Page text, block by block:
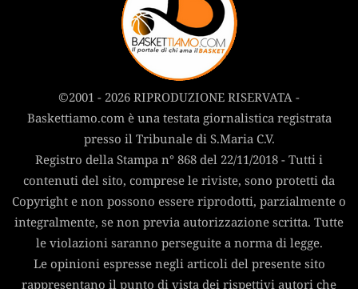
©2001 - 2026 RIPRODUZIONE RISERVATA -
Baskettiamo.com è una testata giornalistica registrata
presso il Tribunale di S.Maria C.V.
Registro della Stampa n° 868 del 22/11/2018 - Tutti i
contenuti del sito, comprese le riviste, sono protetti da
Copyright e non possono essere riprodotti, parzialmente o
integralmente, se non previa autorizzazione scritta. Tutte
le violazioni saranno perseguite a norma di legge.
Le opinioni espresse negli articoli del presente sito
rappresentano il punto di vista dei rispettivi autori che